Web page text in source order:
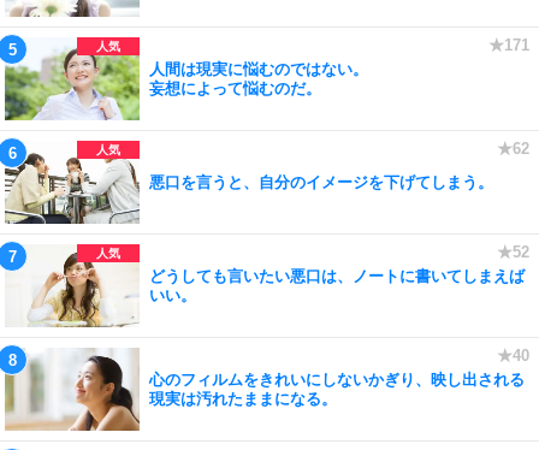
人間は現実に悩むのではない。
妄想によって悩むのだ。
悪口を言うと、自分のイメージを下げてしまう。
どうしても言いたい悪口は、ノートに書いてしまえば
いい。
心のフィルムをきれいにしないかぎり、映し出される
現実は汚れたままになる。